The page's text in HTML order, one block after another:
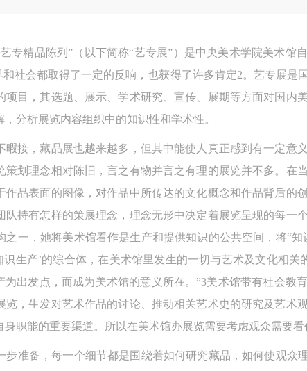
专精品陈列”（以下简称“艺专展”）是中央美术学院美术馆
社会都取得了一定的反响，也获得了许多肯定2。艺专展是
项目，其选题、展示、学术研究、宣传、展期等方面对国内
分析展览内容组织中的知识性和学术性。
暇接，藏品展也越来越多，但其中能使人真正感到有一定意
策划理念相对陈旧，言之有物并言之有理的展览并不多。在
作品表面的图像，对作品中所传达的文化概念和作品背后的
队持有怎样的策展理念，理念无形中决定着展览呈现的每一
之一，她将美术馆看作是生产和提供知识的公共空间，将“
生产’的综合体，在美术馆里发生的一切与艺术及文化相关
为出发点，而成为美术馆的意义所在。”3美术馆带有社会教
览，生发对艺术作品的讨论、推动相关艺术史的研究及艺术
职能的重要渠道。所以在美术馆办展览需要考虑观众需要看
准备，每一个细节都是围绕着如何研究藏品，如何使观众